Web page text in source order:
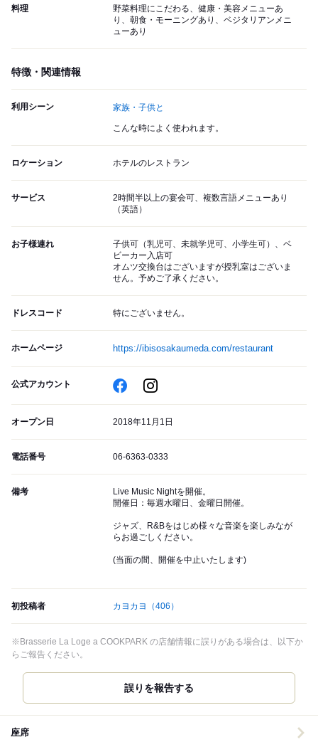
料理
野菜料理にこだわる、健康・美容メニューあ
り、朝食・モーニングあり、ベジタリアンメニ
ューあり
特徴・関連情報
利用シーン 家族・子供と
こんな時によく使われます。
ロケーション ホテルのレストラン
サービス
2時間半以上の宴会可、複数言語メニューあり
（英語）
お子様連れ
子供可（乳児可、未就学児可、小学生可）、ベ
ビーカー入店可
オムツ交換台はございますが授乳室はございま
せん。予めご了承ください。
ドレスコード 特にございません。
ホームページ https://ibisosakaumeda.com/restaurant
公式アカウント
オープン日 2018年11月1日
電話番号 06-6363-0333
備考
Live Music Nightを開催。
開催日：毎週水曜日、金曜日開催。
ジャズ、R&Bをはじめ様々な音楽を楽しみなが
らお過ごしください。
(当面の間、開催を中止いたします)
初投稿者 カヨカヨ （406）
※Brasserie La Loge a COOKPARK の店舗情報に誤りがある場合は、以下か
らご報告ください。
誤りを報告する
座席